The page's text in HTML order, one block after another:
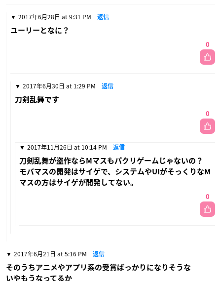
2017年6月28日 at 9:31 PM 返信
ユーリーとなに？
0
2017年6月30日 at 1:29 PM 返信
刀剣乱舞です
0
2017年11月26日 at 10:14 PM 返信
刀剣乱舞が盗作ならMマスもパクリゲームじゃないの？
モバマスの開発はサイゲで、システムやUIがそっくりなM
マスの方はサイゲが開発してない。
0
2017年6月21日 at 5:16 PM 返信
そのうちアニメやアプリ系の受賞ばっかりになりそうな
いやもうなってるか